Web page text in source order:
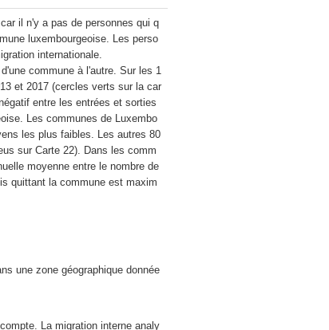
il n'y a pas de personnes qui q
luxembourgeoise. Les perso
internationale.
commune à l'autre. Sur les 1
et 2017 (cercles verts sur la car
entre les entrées et sorties
Les communes de Luxembo
les plus faibles. Les autres 80
sur Carte 22). Dans les comm
moyenne entre le nombre de
quittant la commune est maxim
une zone géographique donnée
La migration interne analy